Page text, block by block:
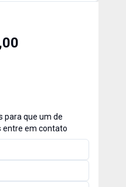
para que um de
entre em contato